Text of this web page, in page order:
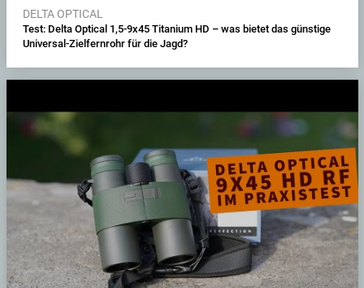
DELTA OPTICAL
Test: Delta Optical 1,5-9x45 Titanium HD – was bietet das günstige
Universal-Zielfernrohr für die Jagd?